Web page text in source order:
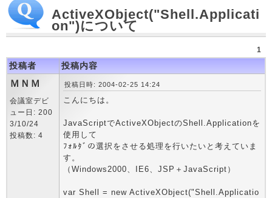
ActiveXObject("Shell.Applicati
on")について
1
投稿者 投稿内容
ＭＮＭ
会議室デビ
ュー日: 200
3/10/24
投稿数: 4
投稿日時: 2004-02-25 14:24
こんにちは。
JavaScriptでActiveXObjectのShell.Applicationを
使用して
ﾌｫﾙﾀﾞの選択をさせる処理を行いたいと考えていま
す。
（Windows2000、IE6、JSP＋JavaScript）
var Shell = new ActiveXObject("Shell.Applicatio